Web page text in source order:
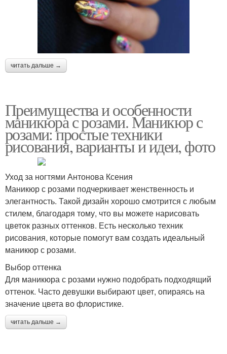
читать дальше →
Преимущества и особенности
маникюра с розами. Маникюр с
розами: простые техники
рисования, варианты и идеи, фото
Уход за ногтями Антонова Ксения
Маникюр с розами подчеркивает женственность и
элегантность. Такой дизайн хорошо смотрится с любым
стилем, благодаря тому, что вы можете нарисовать
цветок разных оттенков. Есть несколько техник
рисования, которые помогут вам создать идеальный
маникюр с розами.
Выбор оттенка
Для маникюра с розами нужно подобрать подходящий
оттенок. Часто девушки выбирают цвет, опираясь на
значение цвета во флористике.
читать дальше →